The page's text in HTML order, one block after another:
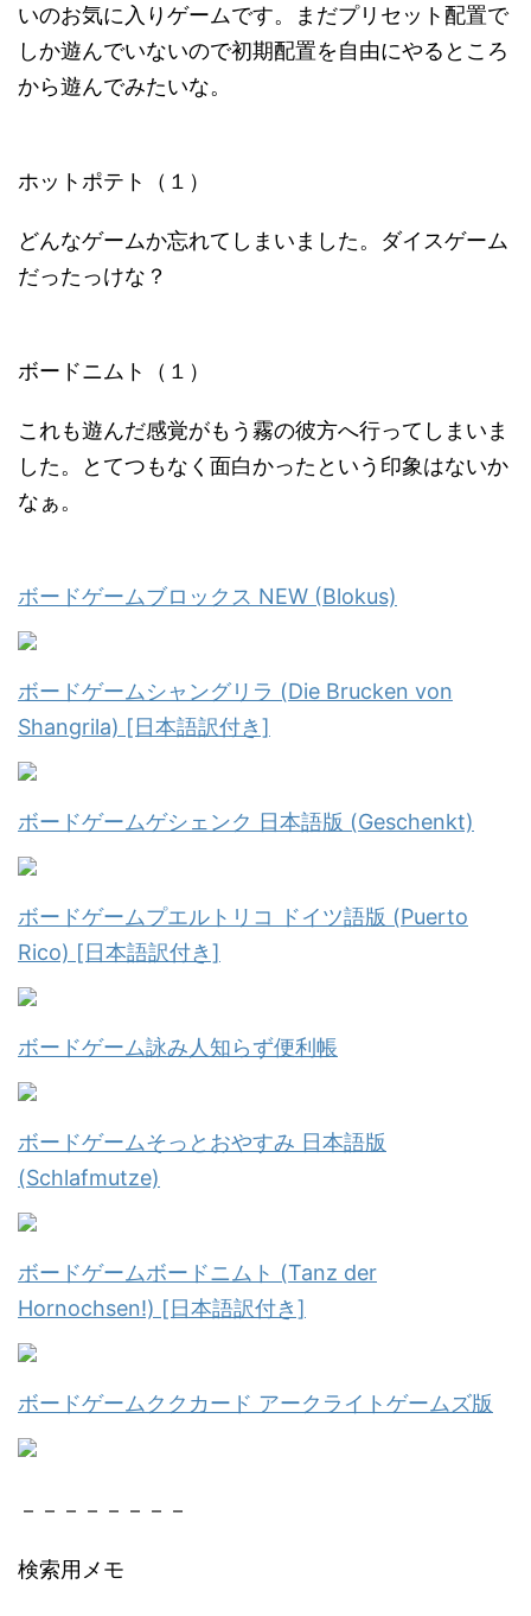
いのお気に入りゲームです。まだプリセット配置で
しか遊んでいないので初期配置を自由にやるところ
から遊んでみたいな。
ホットポテト（１）
どんなゲームか忘れてしまいました。ダイスゲーム
だったっけな？
ボードニムト（１）
これも遊んだ感覚がもう霧の彼方へ行ってしまいま
した。とてつもなく面白かったという印象はないか
なぁ。
ボードゲームブロックス NEW (Blokus)
ボードゲームシャングリラ (Die Brucken von
Shangrila) [日本語訳付き]
ボードゲームゲシェンク 日本語版 (Geschenkt)
ボードゲームプエルトリコ ドイツ語版 (Puerto
Rico) [日本語訳付き]
ボードゲーム詠み人知らず便利帳
ボードゲームそっとおやすみ 日本語版
(Schlafmutze)
ボードゲームボードニムト (Tanz der
Hornochsen!) [日本語訳付き]
ボードゲームククカード アークライトゲームズ版
－－－－－－－－
検索用メモ